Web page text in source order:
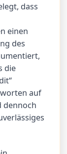
dass
einen
des
die
auf
dennoch